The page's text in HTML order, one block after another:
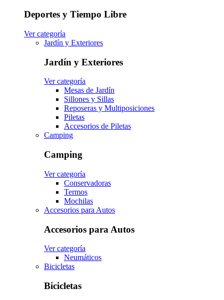
Deportes y Tiempo Libre
Ver categoría
Jardín y Exteriores
Jardín y Exteriores
Ver categoría
Mesas de Jardín
Sillones y Sillas
Reposeras y Multiposiciones
Piletas
Accesorios de Piletas
Camping
Camping
Ver categoría
Conservadoras
Termos
Mochilas
Accesorios para Autos
Accesorios para Autos
Ver categoría
Neumáticos
Bicicletas
Bicicletas